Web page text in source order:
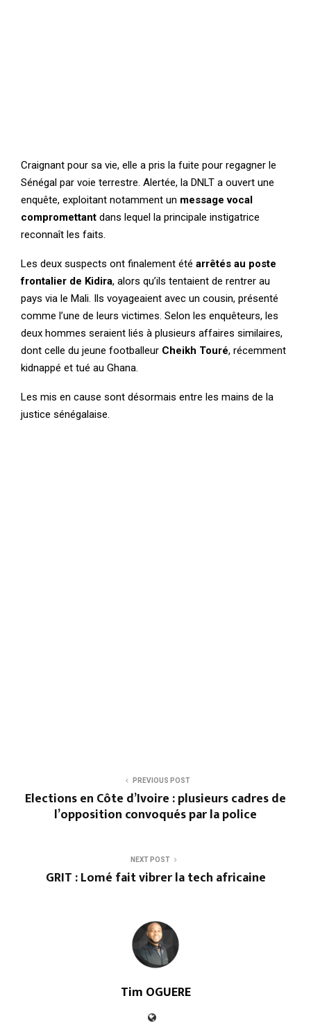
Craignant pour sa vie, elle a pris la fuite pour regagner le
Sénégal par voie terrestre. Alertée, la DNLT a ouvert une
enquête, exploitant notamment un message vocal
compromettant dans lequel la principale instigatrice
reconnaît les faits.
Les deux suspects ont finalement été arrêtés au poste
frontalier de Kidira, alors qu’ils tentaient de rentrer au
pays via le Mali. Ils voyageaient avec un cousin, présenté
comme l’une de leurs victimes. Selon les enquêteurs, les
deux hommes seraient liés à plusieurs affaires similaires,
dont celle du jeune footballeur Cheikh Touré, récemment
kidnappé et tué au Ghana.
Les mis en cause sont désormais entre les mains de la
justice sénégalaise.
PREVIOUS POST
Elections en Côte d’Ivoire : plusieurs cadres de
l’opposition convoqués par la police
NEXT POST
GRIT : Lomé fait vibrer la tech africaine
Tim OGUERE